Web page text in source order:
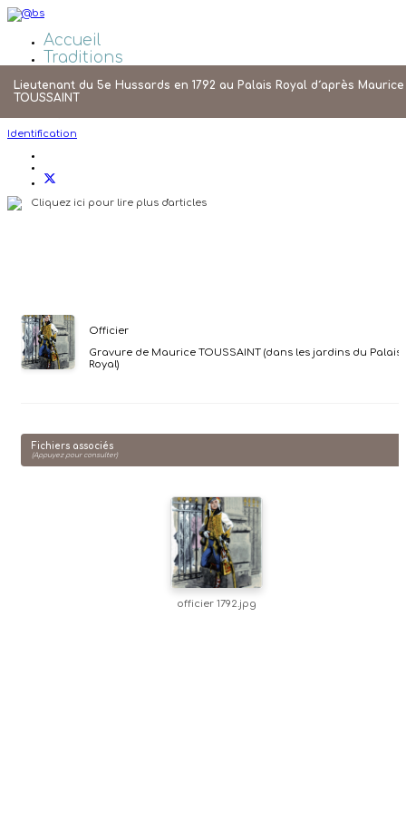
Accueil
Traditions
Liens
Identification
Cliquez ici pour lire plus d'articles
Lieutenant du 5e Hussards en 1792 au Palais Royal d´après Maurice
TOUSSAINT
Officier
Gravure de Maurice TOUSSAINT (dans les jardins du Palais
Royal)
Fichiers associés
(Appuyez pour consulter)
officier 1792.jpg